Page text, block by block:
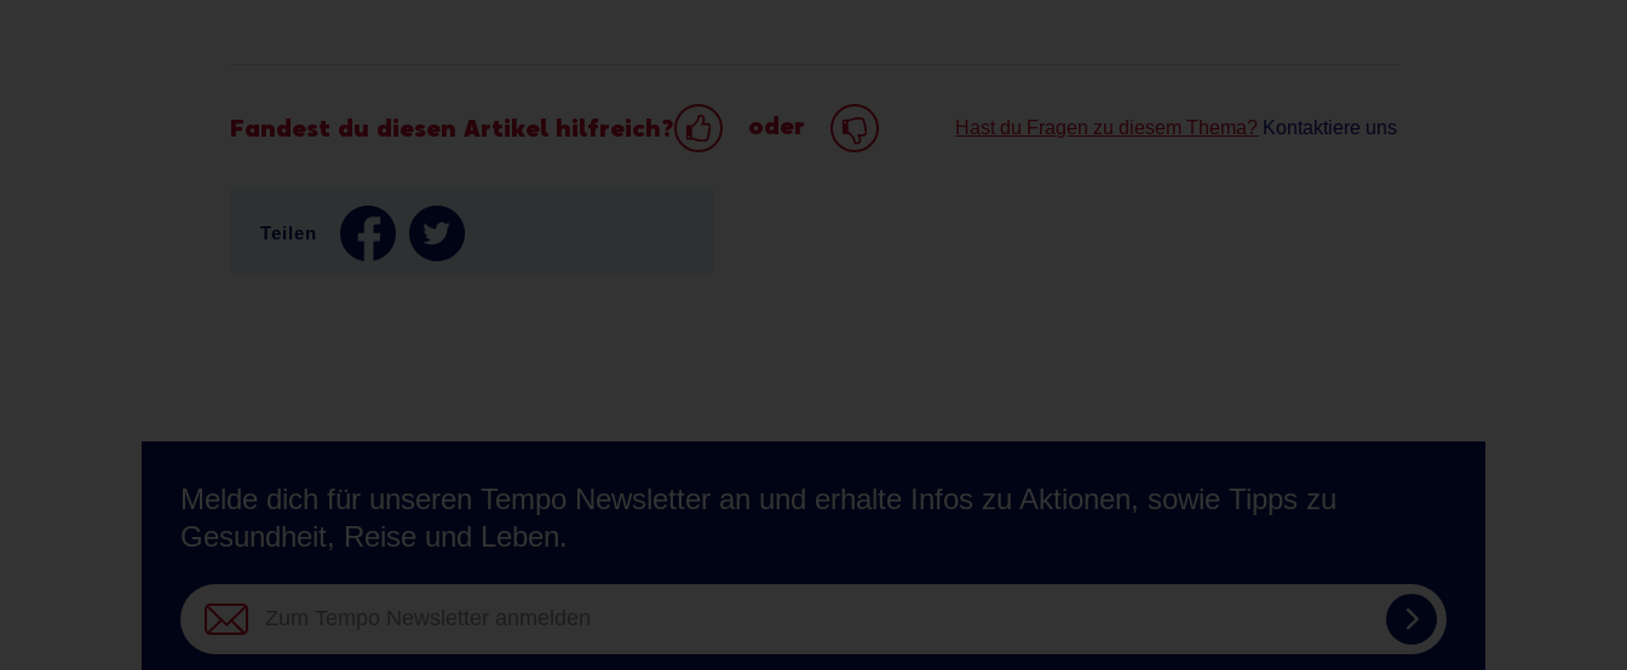
Fandest du diesen Artikel hilfreich? oder Hast du Fragen zu diesem Thema? Kontaktiere uns
Teilen
Melde dich für unseren Tempo Newsletter an und erhalte Infos zu Aktionen, sowie Tipps zu
Gesundheit, Reise und Leben.
Zum
Tempo